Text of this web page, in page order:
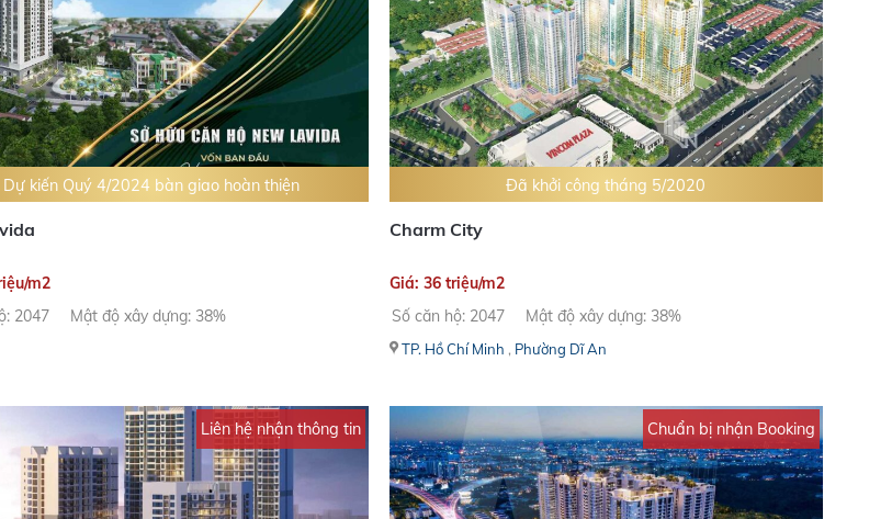
Dự kiến Quý 4/2024 bàn giao hoàn thiện
m2
2047
Mật độ xây dựng: 38%
Đã khởi công tháng 5/2020
Charm City
Giá: 36 triệu/m2
Số căn hộ: 2047
Mật độ xây dựng: 38%
TP. Hồ Chí Minh , Phường Dĩ An
Liên hệ nhận thông tin Chuẩn bị nhận Booking